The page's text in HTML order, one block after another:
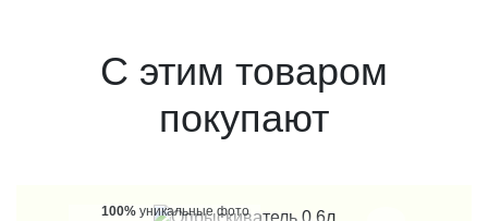
С этим товаром
покупают
100%уникальные фото